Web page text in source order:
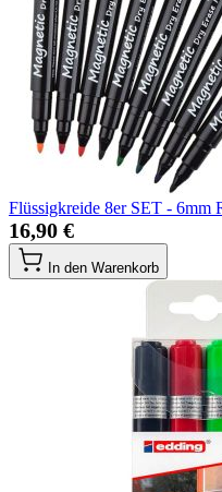
Flüssigkreide 8er SET - 6mm
16,90 €
In den Warenkorb